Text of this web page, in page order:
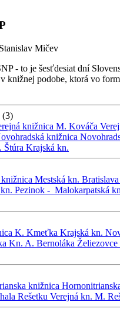
Mičev
- to je šesťdesiat dní
knižnej podobe, ktorá vo
(3)
knižnica M. Kováča
knižnica
Štúra Krajská kn.
Mestská kn.
Pezinok - Malokarpatská
K. Kmeťka Krajská kn.
Kn. A. Bernoláka Želiezovce
knižnica
Rešetku Verejná kn. M.